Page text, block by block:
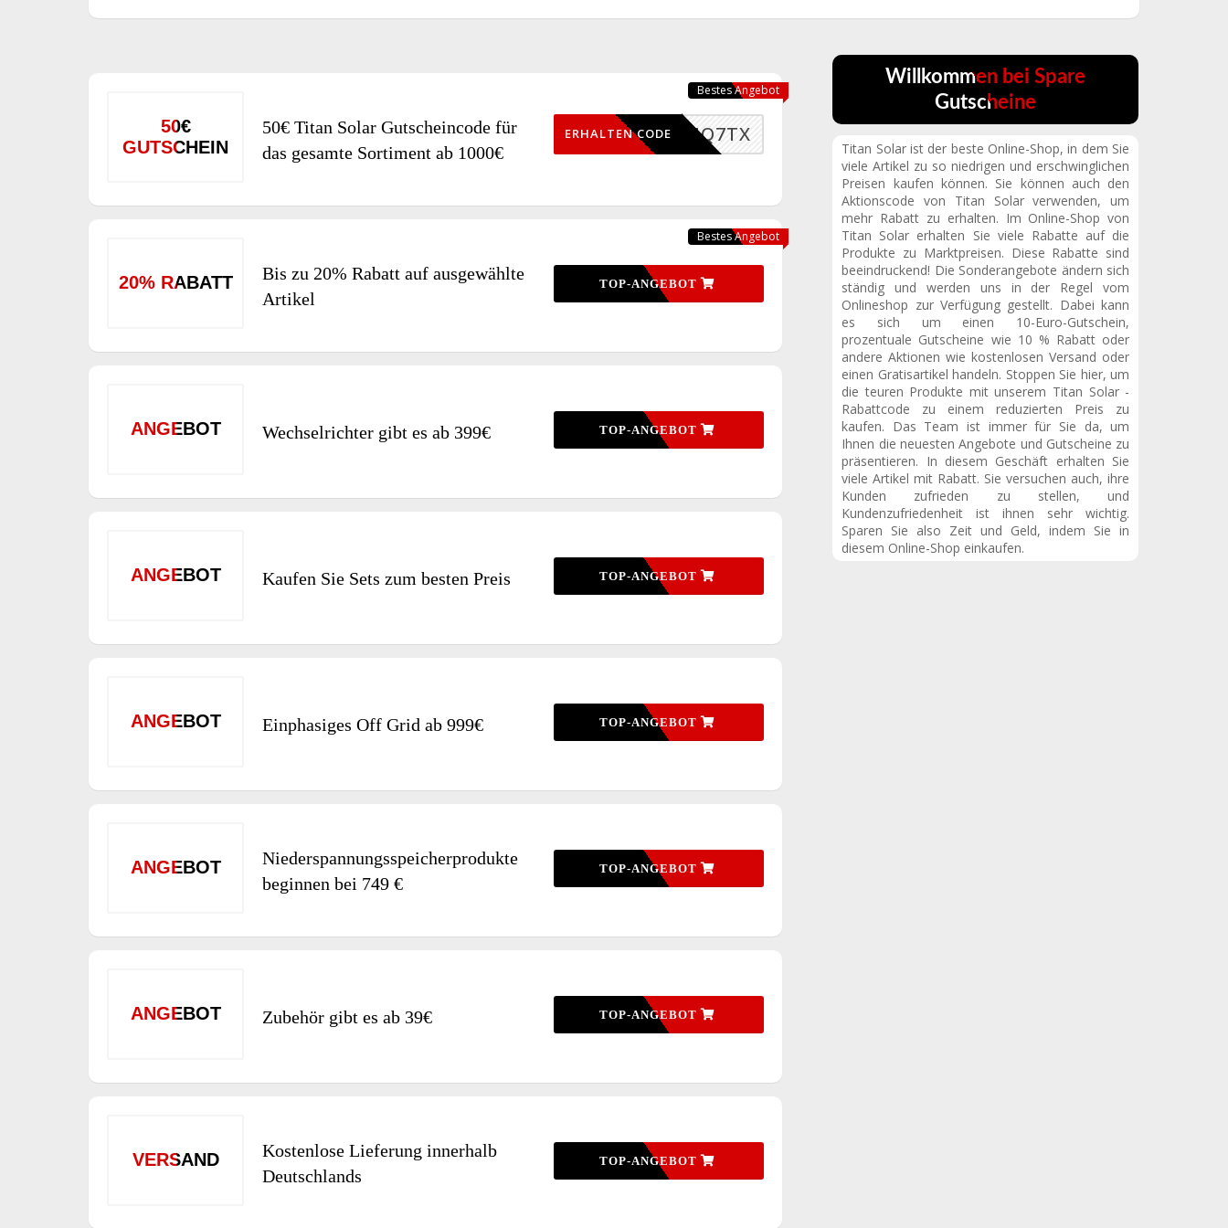
50€
GUTSCHEIN
50€ Titan Solar Gutscheincode für
das gesamte Sortiment ab 1000€
H7MMQ7TX
ERHALTEN CODE
Bestes Angebot
20% RABATT
Bis zu 20% Rabatt auf ausgewählte
Artikel
TOP-ANGEBOT
Bestes Angebot
ANGEBOT Wechselrichter gibt es ab 399€ TOP-ANGEBOT
ANGEBOT Kaufen Sie Sets zum besten Preis TOP-ANGEBOT
ANGEBOT Einphasiges Off Grid ab 999€ TOP-ANGEBOT
ANGEBOT
Niederspannungsspeicherprodukte
beginnen bei 749 €
TOP-ANGEBOT
ANGEBOT Zubehör gibt es ab 39€ TOP-ANGEBOT
VERSAND
Kostenlose Lieferung innerhalb
Deutschlands
TOP-ANGEBOT
Willkommen bei Spare
Gutscheine
Titan Solar ist der beste Online-Shop, in dem Sie
viele Artikel zu so niedrigen und erschwinglichen
Preisen kaufen können. Sie können auch den
Aktionscode von Titan Solar verwenden, um
mehr Rabatt zu erhalten. Im Online-Shop von
Titan Solar erhalten Sie viele Rabatte auf die
Produkte zu Marktpreisen. Diese Rabatte sind
beeindruckend! Die Sonderangebote ändern sich
ständig und werden uns in der Regel vom
Onlineshop zur Verfügung gestellt. Dabei kann
es sich um einen 10-Euro-Gutschein,
prozentuale Gutscheine wie 10 % Rabatt oder
andere Aktionen wie kostenlosen Versand oder
einen Gratisartikel handeln. Stoppen Sie hier, um
die teuren Produkte mit unserem Titan Solar -
Rabattcode zu einem reduzierten Preis zu
kaufen. Das Team ist immer für Sie da, um
Ihnen die neuesten Angebote und Gutscheine zu
präsentieren. In diesem Geschäft erhalten Sie
viele Artikel mit Rabatt. Sie versuchen auch, ihre
Kunden zufrieden zu stellen, und
Kundenzufriedenheit ist ihnen sehr wichtig.
Sparen Sie also Zeit und Geld, indem Sie in
diesem Online-Shop einkaufen.